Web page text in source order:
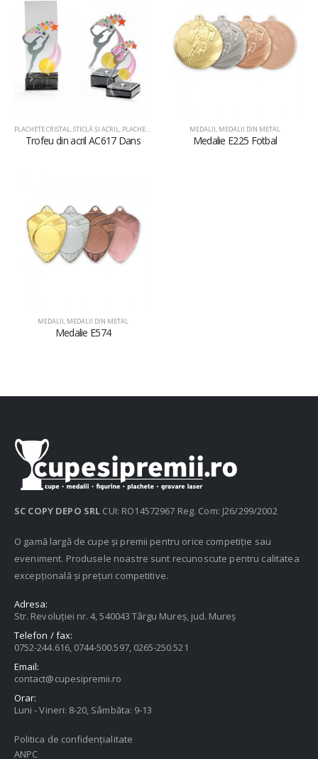
PLACHETE CRISTAL, STICLĂ ŞI ACRIL, PLACHETE DIN ACRIL
Trofeu din acril AC617 Dans
MEDALII, MEDALII DIN METAL
Medalie E225 Fotbal
MEDALII, MEDALII DIN METAL
Medalie E574
SC COPY DEPO SRL CUI: RO14572967 Reg. Com: J26/299/2002
O gamă largă de cupe și premii pentru orice competiție sau
eveniment. Produsele noastre sunt recunoscute pentru calitatea
excepțională și prețuri competitive.
Adresa:
Str. Revoluției nr. 4, 540043 Târgu Mureș, jud. Mureș
Telefon / fax:
0752-244.616, 0744-500.597, 0265-250.521
Email:
contact@cupesipremii.ro
Orar:
Luni - Vineri: 8-20, Sâmbăta: 9-13
Politica de confidențialitate
ANPC